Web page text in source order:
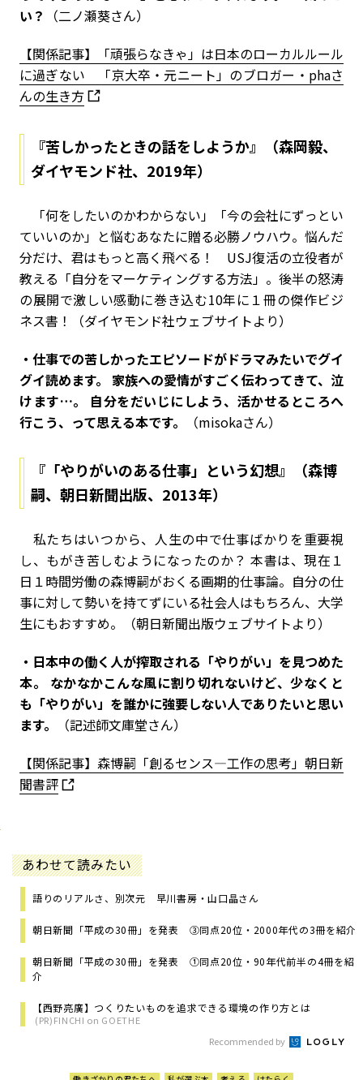
い？
（二ノ瀬葵さん）
【関係記事】「頑張らなきゃ」は日本のローカルルール
に過ぎない 「京大卒・元ニート」のブロガー・phaさ
んの生き方
『苦しかったときの話をしようか』（森岡毅、
ダイヤモンド社、2019年）
「何をしたいのかわからない」「今の会社にずっとい
ていいのか」と悩むあなたに贈る必勝ノウハウ。悩んだ
分だけ、君はもっと高く飛べる！ USJ復活の立役者が
教える「自分をマーケティングする方法」。後半の怒涛
の展開で激しい感動に巻き込む10年に１冊の傑作ビジ
ネス書！（ダイヤモンド社ウェブサイトより）
・仕事での苦しかったエピソードがドラマみたいでグイ
グイ読めます。 家族への愛情がすごく伝わってきて、泣
けます…。 自分をだいじにしよう、活かせるところへ
行こう、って思える本です。
（misokaさん）
『「やりがいのある仕事」という幻想』（森博
嗣、朝日新聞出版、2013年）
私たちはいつから、人生の中で仕事ばかりを重要視
し、もがき苦しむようになったのか？ 本書は、現在１
日１時間労働の森博嗣がおくる画期的仕事論。自分の仕
事に対して勢いを持てずにいる社会人はもちろん、大学
生にもおすすめ。（朝日新聞出版ウェブサイトより）
・日本中の働く人が搾取される「やりがい」を見つめた
本。 なかなかこんな風に割り切れないけど、少なくと
も「やりがい」を誰かに強要しない人でありたいと思い
ます。
（記述師文庫堂さん）
【関係記事】森博嗣「創るセンス―工作の思考」朝日新
聞書評
あわせて読みたい
語りのリアルさ、別次元 早川書房・山口晶さん
朝日新聞「平成の30冊」を発表 ③同点20位・2000年代の3冊を紹介
朝日新聞「平成の30冊」を発表 ①同点20位・90年代前半の4冊を紹
介
【西野亮廣】つくりたいものを追求できる環境の作り方とは
(PR)FINCHI on GOETHE
Recommended by